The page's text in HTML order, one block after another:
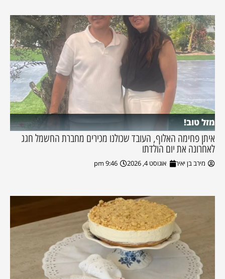
מזל טוב!
איתן פחימה האלוף, העובד שכולנו מכירים מחברת החשמל חגג
לאחרונה את יום הולדתו
מירב בן יאיר אוגוסט 4, 2026 9:46 pm